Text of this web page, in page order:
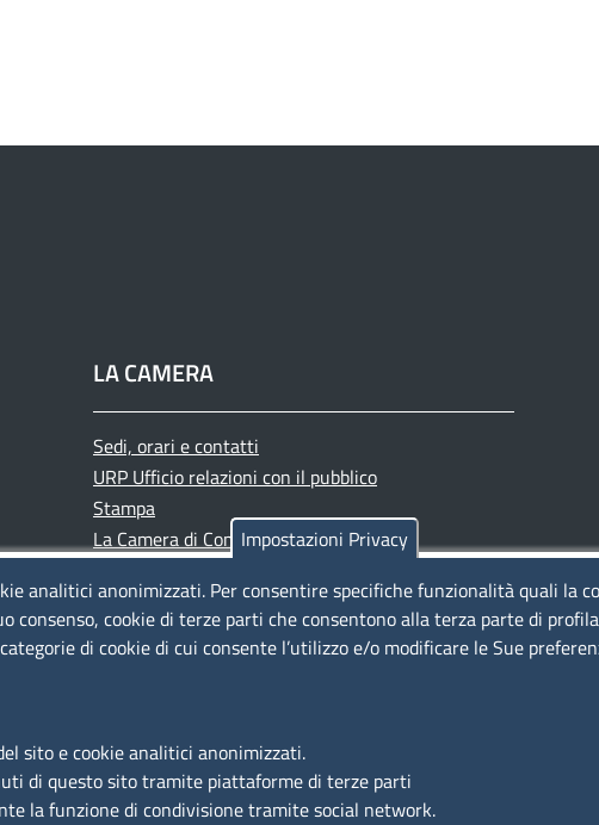
LA CAMERA
Sedi, orari e contatti
URP Ufficio relazioni con il pubblico
Stampa
La Camera di Commercio oggi
Siti tematici
Impostazioni Privacy
analitici anonimizzati. Per consentire specifiche funzionalità quali la
consenso, cookie di terze parti che consentono alla terza parte di
di cookie di cui consente l’utilizzo e/o modificare le Sue
sito e cookie analitici anonimizzati.
di questo sito tramite piattaforme di terze parti
la funzione di condivisione tramite social network.